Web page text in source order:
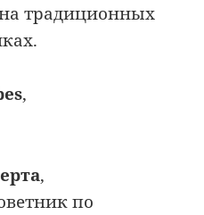
традиционных
,
,
по